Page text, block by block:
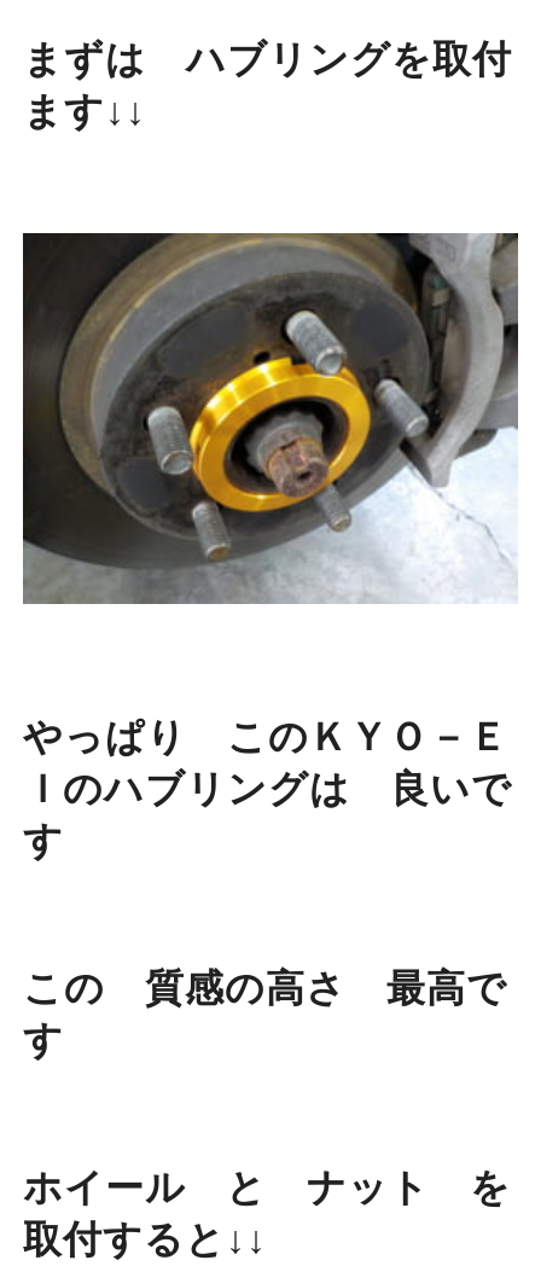
まずは ハブリングを取付
ます↓↓
やっぱり このＫＹＯ－Ｅ
Ｉのハブリングは 良いで
す
この 質感の高さ 最高で
す
ホイール と ナット を
取付すると↓↓